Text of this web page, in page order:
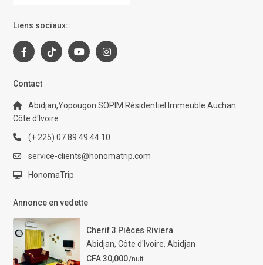
Liens sociaux::
Contact
Abidjan,Yopougon SOPIM Résidentiel Immeuble Auchan
Côte d‘Ivoire
(+ 225) 07 89 49 44 10
service-clients@honomatrip.com
HonomaTrip
Annonce en vedette
Cherif 3 Pièces Riviera
Abidjan, Côte d'Ivoire, Abidjan
CFA 30,000/nuit